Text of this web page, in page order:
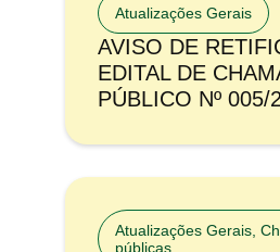
Atualizações Gerais
AVISO DE
EDITAL DE
PÚBLICO Nº 005/
Atualizações Gerais
públicas